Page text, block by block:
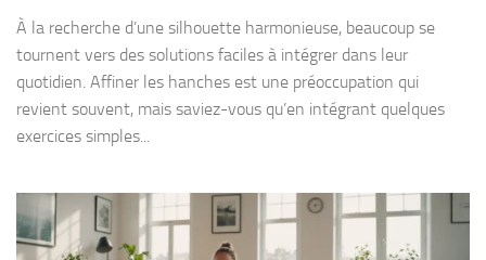
À la recherche d’une silhouette harmonieuse, beaucoup se
tournent vers des solutions faciles à intégrer dans leur
quotidien. Affiner les hanches est une préoccupation qui
revient souvent, mais saviez-vous qu’en intégrant quelques
exercices simples...